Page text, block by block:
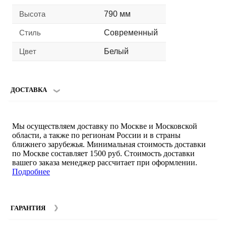
Высота 790 мм
Стиль Современный
Цвет Белый
ДОСТАВКА
Мы осуществляем доставку по Москве и Московской
области, а также по регионам России и в страны
ближнего зарубежья. Минимальная стоимость доставки
по Москве составляет 1500 руб. Стоимость доставки
вашего заказа менеджер рассчитает при оформлении.
Подробнее
ГАРАНТИЯ